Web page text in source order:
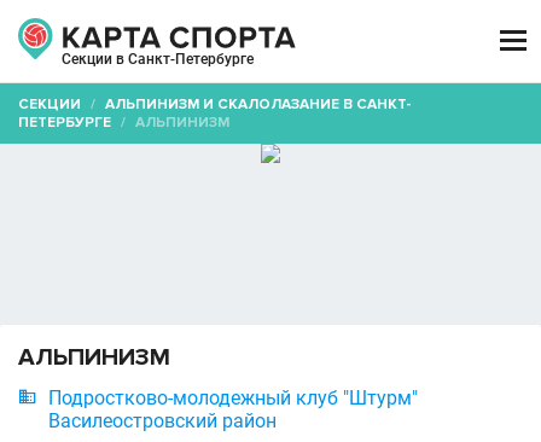
Секции в Санкт-Петербурге

СЕКЦИИ / АЛЬПИНИЗМ И СКАЛОЛАЗАНИЕ В САНКТ-
ПЕТЕРБУРГЕ / АЛЬПИНИЗМ
АЛЬПИНИЗМ

Подростково-молодежный клуб "Штурм"
Василеостровский район